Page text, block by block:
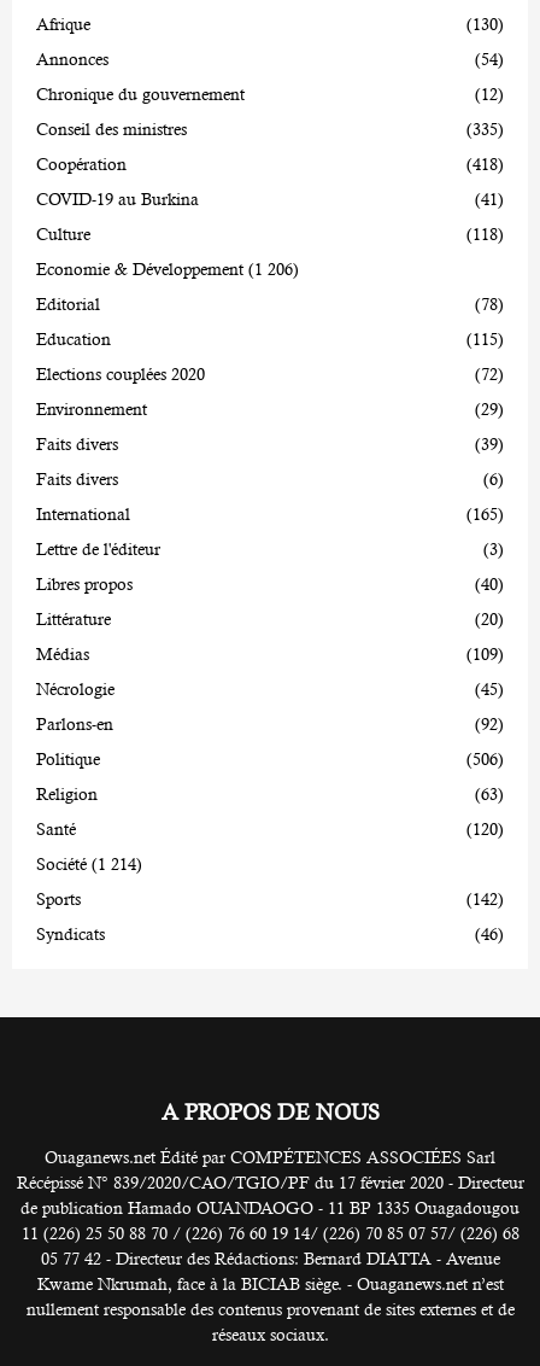
Afrique
(130)
Annonces
(54)
Chronique du gouvernement
(12)
Conseil des ministres
(335)
Coopération
(418)
COVID-19 au Burkina
(41)
Culture
(118)
Economie & Développement (1 206)
Editorial
(78)
Education
(115)
Elections couplées 2020
(72)
Environnement
(29)
Faits divers
(39)
Faits divers
(6)
International
(165)
Lettre de l'éditeur
(3)
Libres propos
(40)
Littérature
(20)
Médias
(109)
Nécrologie
(45)
Parlons-en
(92)
Politique
(506)
Religion
(63)
Santé
(120)
Société (1 214)
Sports
(142)
Syndicats
(46)
A PROPOS DE NOUS
Ouaganews.net Édité par COMPÉTENCES ASSOCIÉES Sarl
Récépissé N° 839/2020/CAO/TGIO/PF du 17 février 2020 - Directeur
de publication Hamado OUANDAOGO - 11 BP 1335 Ouagadougou
11 (226) 25 50 88 70 / (226) 76 60 19 14/ (226) 70 85 07 57/ (226) 68
05 77 42 - Directeur des Rédactions: Bernard DIATTA - Avenue
Kwame Nkrumah, face à la BICIAB siège. - Ouaganews.net n’est
nullement responsable des contenus provenant de sites externes et de
réseaux sociaux.